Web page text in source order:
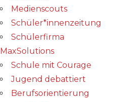
Medienscouts
Schüler*innenzeitung
Schülerfirma
MaxSolutions
Schule mit Courage
Jugend debattiert
Berufsorientierung